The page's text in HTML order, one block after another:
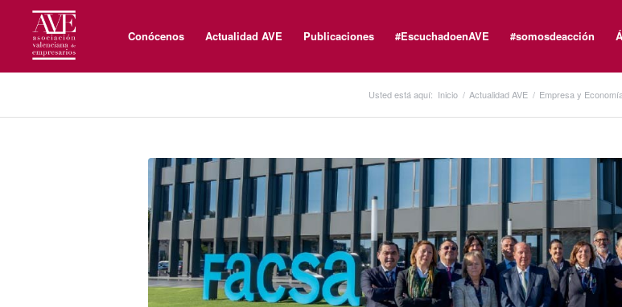
Conócenos Actualidad AVE Publicaciones #EscuchadoenAVE #somosdeacción
Usted está aquí: Inicio / Actualidad AVE / Empresa y Economía